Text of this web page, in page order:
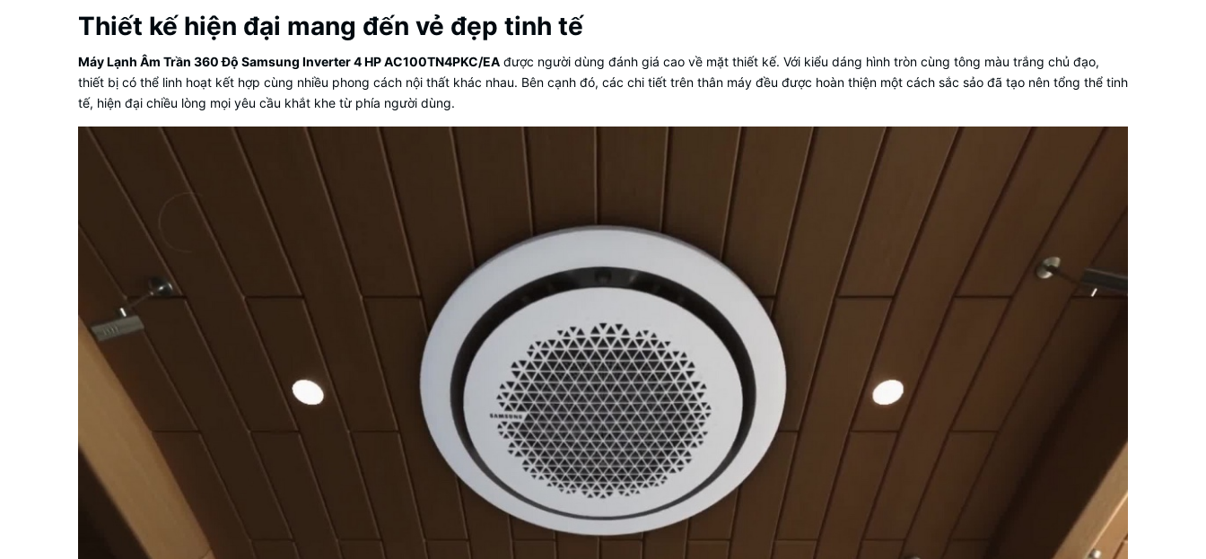
Thiết kế hiện đại mang đến vẻ đẹp tinh tế
Máy Lạnh Âm Trần 360 Độ Samsung Inverter 4 HP AC100TN4PKC/EA được người dùng đánh giá cao về mặt thiết kế. Với kiểu dáng hình tròn cùng tông màu trắng chủ đạo,
thiết bị có thể linh hoạt kết hợp cùng nhiều phong cách nội thất khác nhau. Bên cạnh đó, các chi tiết trên thân máy đều được hoàn thiện một cách sắc sảo đã tạo nên tổng thể tinh
tế, hiện đại chiều lòng mọi yêu cầu khắt khe từ phía người dùng.